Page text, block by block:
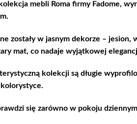
mebli Roma firmy Fadome,
zostały w jasnym dekorze – jesion,
mat, co nadaje wyjątkowej
kolekcji są długie
się zarówno w pokoju